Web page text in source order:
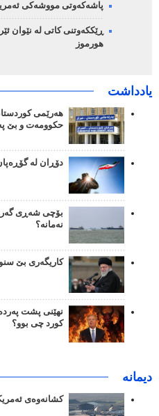
پاشەکەوتی مووشەکی
ڕێککەوتنی کاتی لە نێوان
هورموز
یادداشت
حکوومەت و بێ
دۆڕان لە
بۆچی شەڕی
نەمانە؟
کاریگەری بێ
نهێنی پشت
کورد چی بوو؟
دیمانە
کشانەوەی